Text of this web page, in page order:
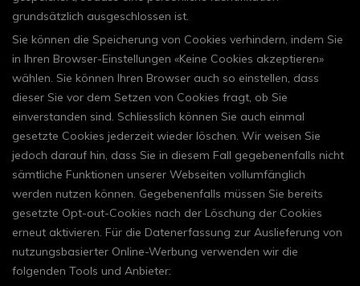
grundsätzlich ausgeschlossen ist.
Sie können die Speicherung von Cookies verhindern, indem Sie
in Ihren Browser-Einstellungen «Keine Cookies akzeptieren»
wählen. Sie können Ihren Browser auch so einstellen, dass
dieser Sie vor dem Setzen von Cookies fragt, ob Sie
einverstanden sind. Schliesslich können Sie auch einmal
gesetzte Cookies jederzeit wieder löschen. Wir weisen Sie
jedoch darauf hin, dass Sie in diesem Fall gegebenenfalls nicht
sämtliche Funktionen unserer Webseiten vollumfänglich
werden nutzen können. Gegebenenfalls müssen Sie bereits
gesetzte Opt-out-Cookies nach der Löschung der Cookies
erneut aktivieren. Für die Datenerfassung zur Auslieferung von
nutzungsbasierter Online-Werbung verwenden wir die
folgenden Tools und Anbieter: